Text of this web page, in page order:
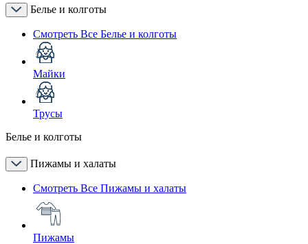
Белье и колготы
Смотреть Все Белье и колготы
Майки
Трусы
Белье и колготы
Пижамы и халаты
Смотреть Все Пижамы и халаты
Пижамы